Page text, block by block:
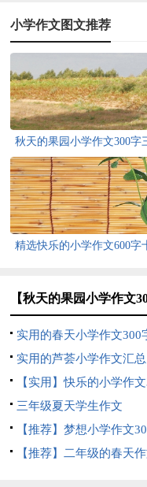
小学作文图文推荐
秋天的果园小学作文300字
精选快乐的小学作文600字
【秋天的果园小学作文
实用的春天小学作文300
实用的芦荟小学作文汇
【实用】快乐的小学作
字4篇
三年级夏天学生作文
【推荐】梦想小学作文
篇 【推荐】二年级的春天